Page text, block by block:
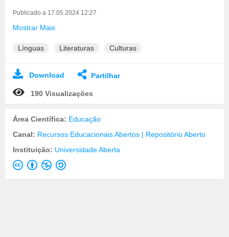
Publicado a 17.05.2024 12:27
Mostrar Mais
Línguas Literaturas Culturas
Download Partilhar
190 Visualizações
Área Científica: Educação
Canal: Recursos Educacionais Abertos | Repositório Aberto
Instituição: Universidade Aberta